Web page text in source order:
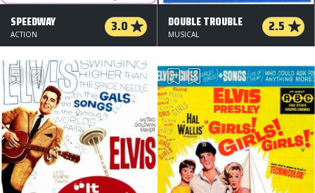
SPEEDWAY 3.0
ACTION
DOUBLE TROUBLE 2.5
MUSICAL